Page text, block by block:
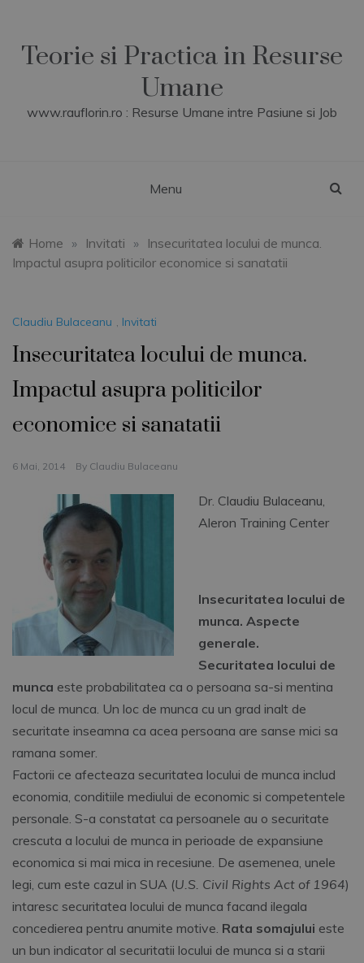
contentTeorie si Practica in Resurse
Umane
www.rauflorin.ro : Resurse Umane intre Pasiune si Job
Menu
Home » Invitati »
Insecuritatea locului de munca.
Impactul asupra politicilor economice si sanatatii
Claudiu Bulaceanu , Invitati
Insecuritatea locului de munca.
Impactul asupra politicilor
economice si sanatatii
6 Mai, 2014 By Claudiu Bulaceanu
Dr. Claudiu Bulaceanu,
Aleron Training Center
Insecuritatea locului de
munca. Aspecte
generale.
Securitatea locului de
munca este probabilitatea ca o persoana sa-si mentina
locul de munca. Un loc de munca cu un grad inalt de
securitate inseamna ca acea persoana are sanse mici sa
ramana somer.
Factorii ce afecteaza securitatea locului de munca includ
economia, conditiile mediului de economic si competentele
personale. S-a constatat ca persoanele au o securitate
crescuta a locului de munca in perioade de expansiune
economica si mai mica in recesiune. De asemenea, unele
legi, cum este cazul in SUA (U.S. Civil Rights Act of 1964)
intaresc securitatea locului de munca facand ilegala
concedierea pentru anumite motive. Rata somajului este
un bun indicator al securitatii locului de munca si a starii